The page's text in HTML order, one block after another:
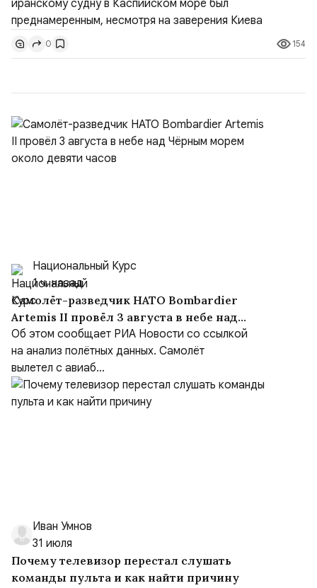
представитель МИД Ирана Эсмаил Багаи на пресс-
конференции в Тегеране 3 августа.Иранская сторона
ожидает от Украины практических шагов, которые
подтвер...
0 154
Национальный Курс
1 ч. назад
Самолёт-разведчик НАТО Bombardier
Artemis II провёл 3 августа в небе над
Чёрным морем около девяти часов
Об этом сообщает РИА Новости со ссылкой
на анализ полётных данных. Самолёт
вылетел с авиаб...
Иван Умнов
31 июля
Почему телевизор перестал слушать
команды пульта и как найти причину